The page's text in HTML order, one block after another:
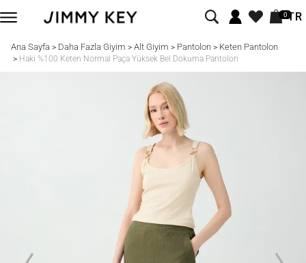
0TR
Ana Sayfa > Daha Fazla Giyim > Alt Giyim > Pantolon> Keten Pantolon
> Haki %100 Keten Normal Paça Yüksek Bel Dokuma Pantolon